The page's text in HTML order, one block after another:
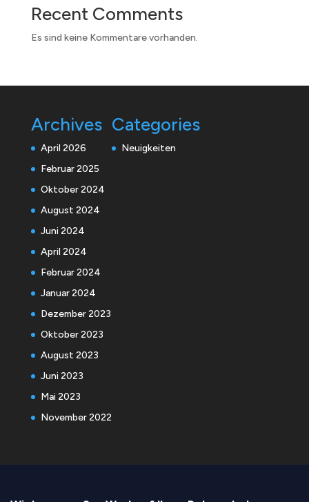
Recent Comments
Es sind keine Kommentare vorhanden.
Archives
April 2026
Februar 2025
Oktober 2024
August 2024
Juni 2024
April 2024
Februar 2024
Januar 2024
Dezember 2023
Oktober 2023
August 2023
Juni 2023
Mai 2023
November 2022
Categories
Neuigkeiten